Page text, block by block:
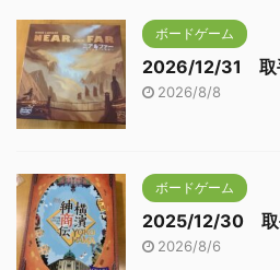
ボードゲーム
2026/12/31 取
2026/8/8
ボードゲーム
2025/12/30 取
2026/8/6